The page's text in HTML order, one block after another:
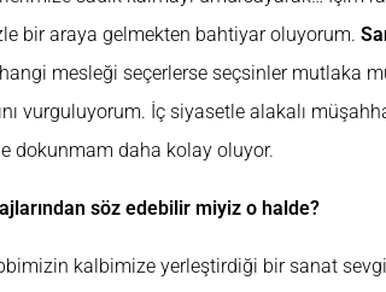
bir araya gelmekten bahtiyar oluyorum.
mesleği seçerlerse seçsinler mutlaka
vurguluyorum. İç siyasetle alakalı
dokunmam daha kolay oluyor.
söz edebilir miyiz o halde?
kalbimize yerleştirdiği bir sanat